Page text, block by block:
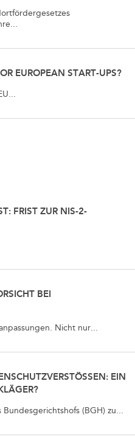
EUROPEAN START-UPS?
FRIST ZUR NIS-2-
BEI
Nicht nur...
EIN P
(BGH) zu...